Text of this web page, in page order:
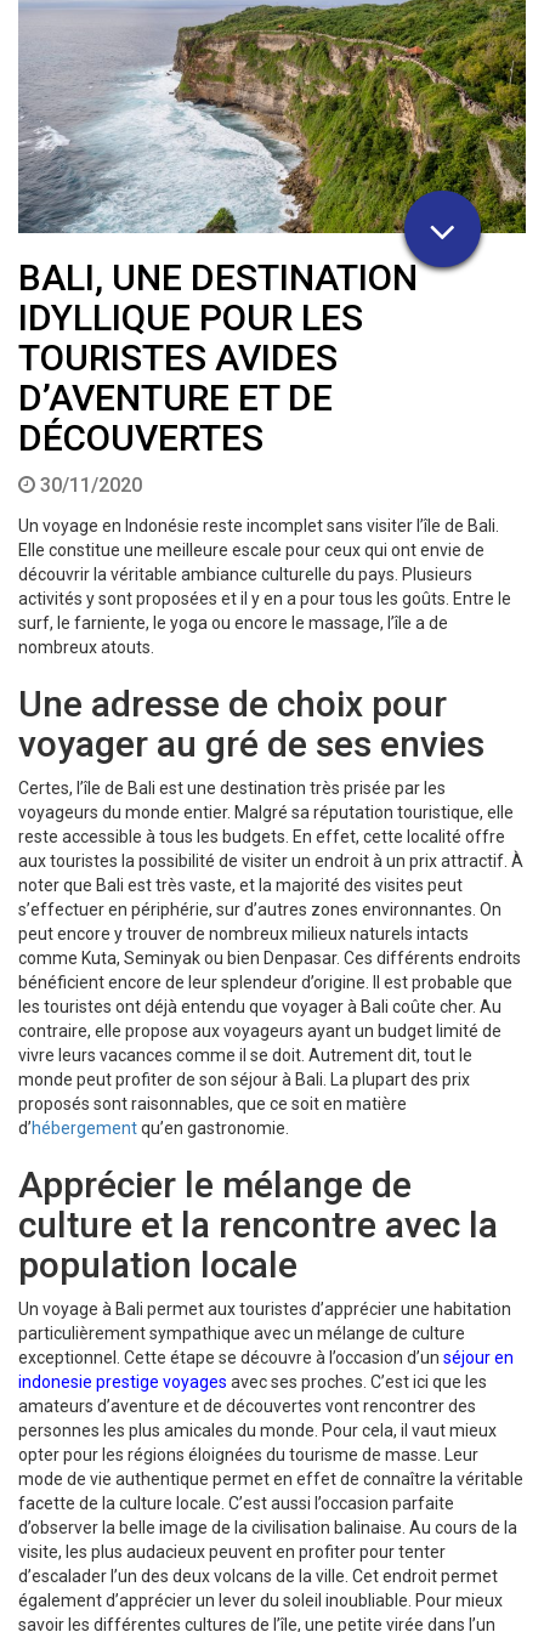
BALI, UNE DESTINATION
IDYLLIQUE POUR LES
TOURISTES AVIDES
D’AVENTURE ET DE
DÉCOUVERTES
30/11/2020
Un voyage en Indonésie reste incomplet sans visiter l’île de Bali.
Elle constitue une meilleure escale pour ceux qui ont envie de
découvrir la véritable ambiance culturelle du pays. Plusieurs
activités y sont proposées et il y en a pour tous les goûts. Entre le
surf, le farniente, le yoga ou encore le massage, l’île a de
nombreux atouts.
Une adresse de choix pour
voyager au gré de ses envies
Certes, l’île de Bali est une destination très prisée par les
voyageurs du monde entier. Malgré sa réputation touristique, elle
reste accessible à tous les budgets. En effet, cette localité offre
aux touristes la possibilité de visiter un endroit à un prix attractif. À
noter que Bali est très vaste, et la majorité des visites peut
s’effectuer en périphérie, sur d’autres zones environnantes. On
peut encore y trouver de nombreux milieux naturels intacts
comme Kuta, Seminyak ou bien Denpasar. Ces différents endroits
bénéficient encore de leur splendeur d’origine. Il est probable que
les touristes ont déjà entendu que voyager à Bali coûte cher. Au
contraire, elle propose aux voyageurs ayant un budget limité de
vivre leurs vacances comme il se doit. Autrement dit, tout le
monde peut profiter de son séjour à Bali. La plupart des prix
proposés sont raisonnables, que ce soit en matière
d’hébergementqu’en gastronomie.
Apprécier le mélange de
culture et la rencontre avec la
population locale
Un voyage à Bali permet aux touristes d’apprécier une habitation
particulièrement sympathique avec un mélange de culture
exceptionnel. Cette étape se découvre à l’occasion d’un séjour en
indonesie prestige voyages avec ses proches. C’est ici que les
amateurs d’aventure et de découvertes vont rencontrer des
personnes les plus amicales du monde. Pour cela, il vaut mieux
opter pour les régions éloignées du tourisme de masse. Leur
mode de vie authentique permet en effet de connaître la véritable
facette de la culture locale. C’est aussi l’occasion parfaite
d’observer la belle image de la civilisation balinaise. Au cours de la
visite, les plus audacieux peuvent en profiter pour tenter
d’escalader l’un des deux volcans de la ville. Cet endroit permet
également d’apprécier un lever du soleil inoubliable. Pour mieux
savoir les différentes cultures de l’île, une petite virée dans l’un